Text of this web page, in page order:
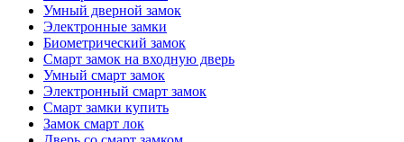
Умный дверной замок
Электронные замки
Биометрический замок
Смарт замок на входную дверь
Умный смарт замок
Электронный смарт замок
Смарт замки купить
Замок смарт лок